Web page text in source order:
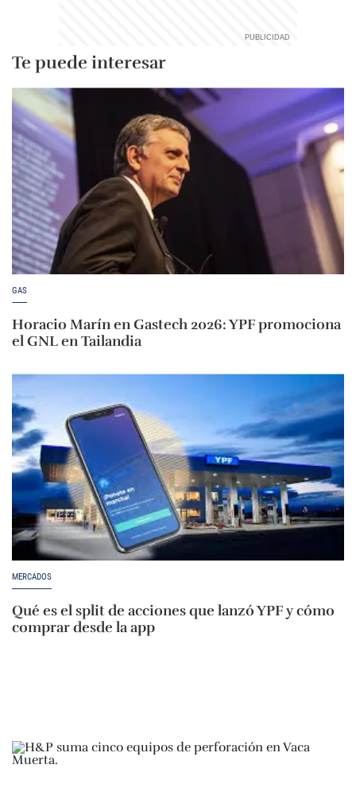
Te puede interesar
GAS
Horacio Marín en Gastech 2026: YPF promociona
el GNL en Tailandia
MERCADOS
Qué es el split de acciones que lanzó YPF y cómo
comprar desde la app